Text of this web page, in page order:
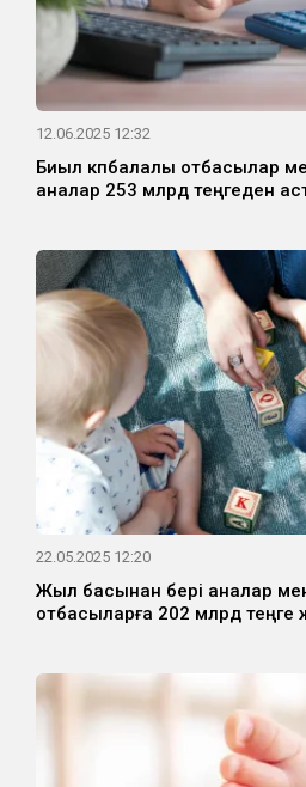
12.06.2025 12:32
Биыл көпбалалы отбасылар
аналар 253 млрд теңгеден
22.05.2025 12:20
Жыл басынан бері аналар
отбасыларға 202 млрд теңге